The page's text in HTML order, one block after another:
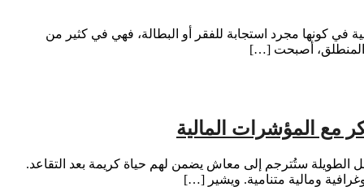
في كونها مجرد استجابة للفقر أو البطالة، فهي في كثير من
المنطلق، أصبحت […]
مع المؤشرات المالية
الطويلة ستُترجم إلى معاش يضمن لهم حياة كريمة بعد التقاعد.
ومالية متنامية. ويشير […]